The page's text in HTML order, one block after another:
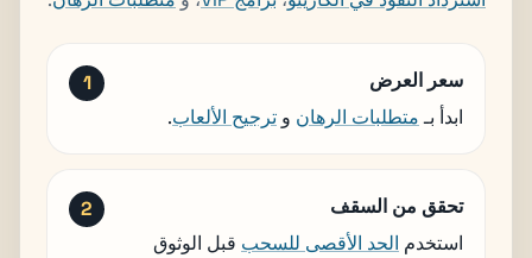
سعر العرض
ابدأ بـمتطلبات الرهان و ترجيح الألعاب.
تحقق من السقف
استخدم الحد الأقصى للسحب قبل الوثوق